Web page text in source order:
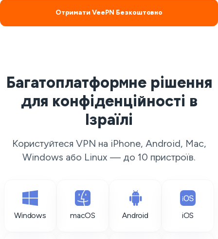
Отримати VeePN Безкоштовно
Багатоплатформне рішення
для конфіденційності в
Ізраїлі
Користуйтеся VPN на iPhone, Android, Mac,
Windows або Linux — до 10 пристроїв.
Windows macOS Android iOS